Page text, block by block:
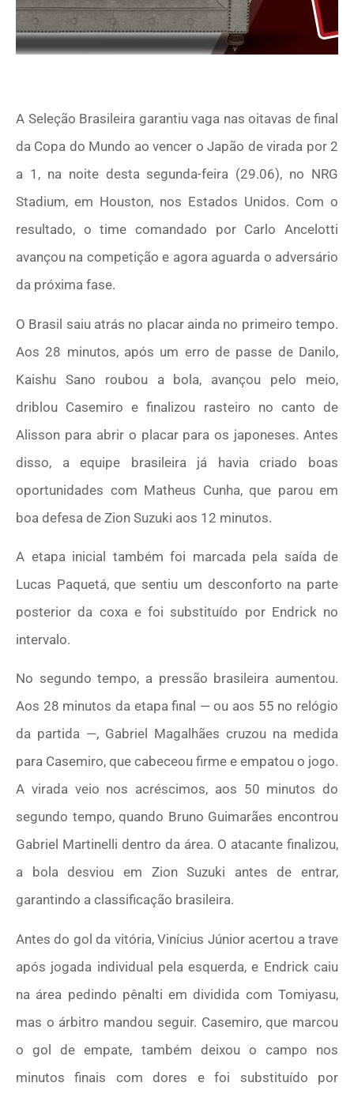
A Seleção Brasileira garantiu vaga nas oitavas de final
da Copa do Mundo ao vencer o Japão de virada por 2
a 1, na noite desta segunda-feira (29.06), no NRG
Stadium, em Houston, nos Estados Unidos. Com o
resultado, o time comandado por Carlo Ancelotti
avançou na competição e agora aguarda o adversário
da próxima fase.
O Brasil saiu atrás no placar ainda no primeiro tempo.
Aos 28 minutos, após um erro de passe de Danilo,
Kaishu Sano roubou a bola, avançou pelo meio,
driblou Casemiro e finalizou rasteiro no canto de
Alisson para abrir o placar para os japoneses. Antes
disso, a equipe brasileira já havia criado boas
oportunidades com Matheus Cunha, que parou em
boa defesa de Zion Suzuki aos 12 minutos.
A etapa inicial também foi marcada pela saída de
Lucas Paquetá, que sentiu um desconforto na parte
posterior da coxa e foi substituído por Endrick no
intervalo.
No segundo tempo, a pressão brasileira aumentou.
Aos 28 minutos da etapa final — ou aos 55 no relógio
da partida —, Gabriel Magalhães cruzou na medida
para Casemiro, que cabeceou firme e empatou o jogo.
A virada veio nos acréscimos, aos 50 minutos do
segundo tempo, quando Bruno Guimarães encontrou
Gabriel Martinelli dentro da área. O atacante finalizou,
a bola desviou em Zion Suzuki antes de entrar,
garantindo a classificação brasileira.
Antes do gol da vitória, Vinícius Júnior acertou a trave
após jogada individual pela esquerda, e Endrick caiu
na área pedindo pênalti em dividida com Tomiyasu,
mas o árbitro mandou seguir. Casemiro, que marcou
o gol de empate, também deixou o campo nos
minutos finais com dores e foi substituído por